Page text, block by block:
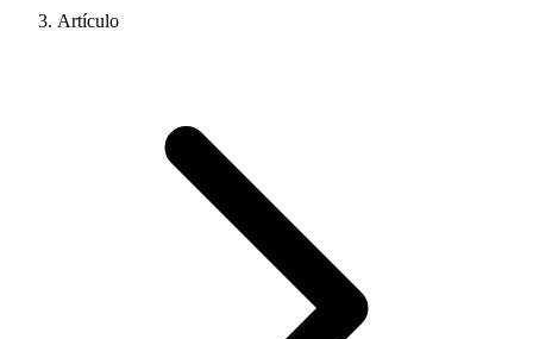
Artículo